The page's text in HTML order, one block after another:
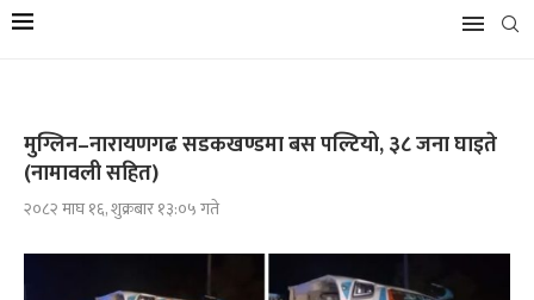
मुग्लिन–नारायणगढ सडकखण्डमा बस पल्टियो, ३८ जना घाइते
(नामावली सहित)
२०८२ माघ १६, शुक्रबार १३:०५ गते